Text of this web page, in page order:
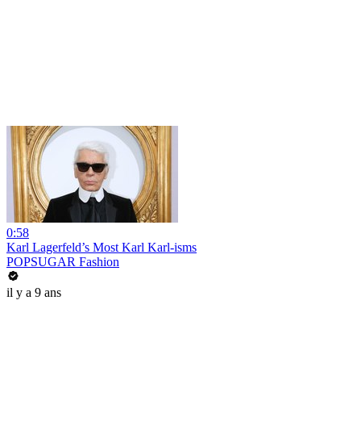
0:58
Karl Lagerfeld’s Most Karl Karl-isms
POPSUGAR Fashion
il y a 9 ans